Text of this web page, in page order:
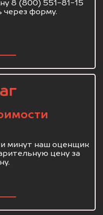
8 (800) 551-81-15
через форму.
минут наш оценщик
цену за